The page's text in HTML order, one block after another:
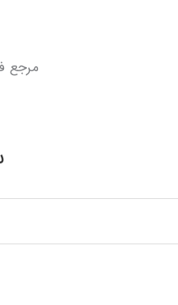
مرجع